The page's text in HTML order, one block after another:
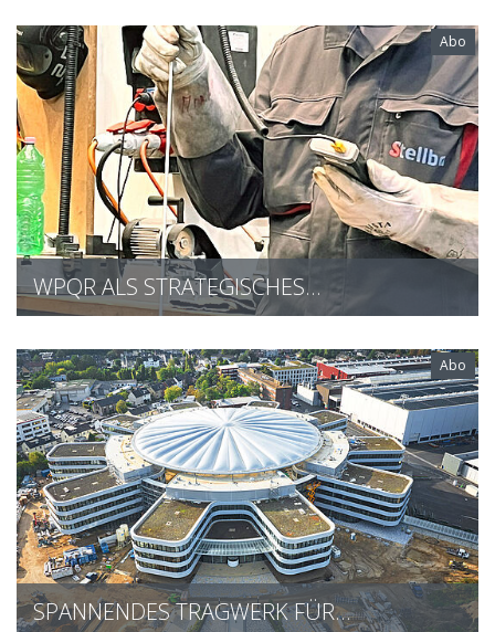
Abo
WPQR ALS STRATEGISCHES…
Abo
SPANNENDES TRAGWERK FÜR…